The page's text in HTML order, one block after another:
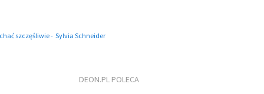
szczęśliwie - Sylvia Schneider
DEON.PL POLECA